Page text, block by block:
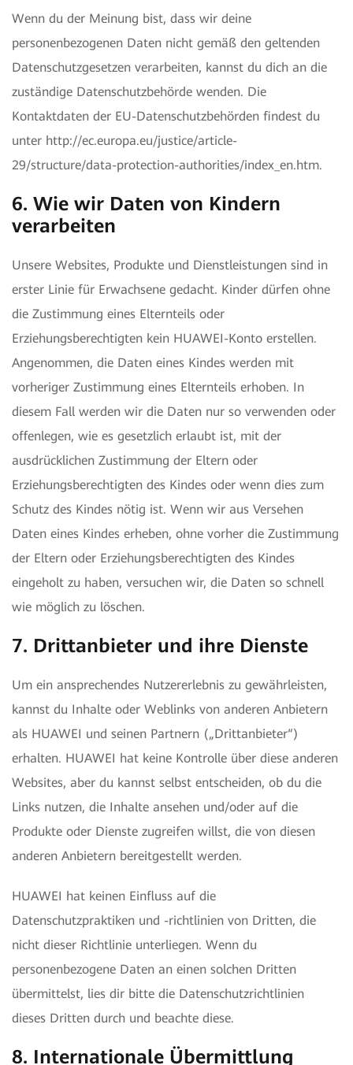
Wenn du der Meinung bist, dass wir deine
personenbezogenen Daten nicht gemäß den geltenden
Datenschutzgesetzen verarbeiten, kannst du dich an die
zuständige Datenschutzbehörde wenden. Die
Kontaktdaten der EU-Datenschutzbehörden findest du
unter http://ec.europa.eu/justice/article-
29/structure/data-protection-authorities/index_en.htm.
6. Wie wir Daten von Kindern
verarbeiten
Unsere Websites, Produkte und Dienstleistungen sind in
erster Linie für Erwachsene gedacht. Kinder dürfen ohne
die Zustimmung eines Elternteils oder
Erziehungsberechtigten kein HUAWEI-Konto erstellen.
Angenommen, die Daten eines Kindes werden mit
vorheriger Zustimmung eines Elternteils erhoben. In
diesem Fall werden wir die Daten nur so verwenden oder
offenlegen, wie es gesetzlich erlaubt ist, mit der
ausdrücklichen Zustimmung der Eltern oder
Erziehungsberechtigten des Kindes oder wenn dies zum
Schutz des Kindes nötig ist. Wenn wir aus Versehen
Daten eines Kindes erheben, ohne vorher die Zustimmung
der Eltern oder Erziehungsberechtigten des Kindes
eingeholt zu haben, versuchen wir, die Daten so schnell
wie möglich zu löschen.
7. Drittanbieter und ihre Dienste
Um ein ansprechendes Nutzererlebnis zu gewährleisten,
kannst du Inhalte oder Weblinks von anderen Anbietern
als HUAWEI und seinen Partnern („Drittanbieter“)
erhalten. HUAWEI hat keine Kontrolle über diese anderen
Websites, aber du kannst selbst entscheiden, ob du die
Links nutzen, die Inhalte ansehen und/oder auf die
Produkte oder Dienste zugreifen willst, die von diesen
anderen Anbietern bereitgestellt werden.
HUAWEI hat keinen Einfluss auf die
Datenschutzpraktiken und -richtlinien von Dritten, die
nicht dieser Richtlinie unterliegen. Wenn du
personenbezogene Daten an einen solchen Dritten
übermittelst, lies dir bitte die Datenschutzrichtlinien
dieses Dritten durch und beachte diese.
8. Internationale Übermittlung